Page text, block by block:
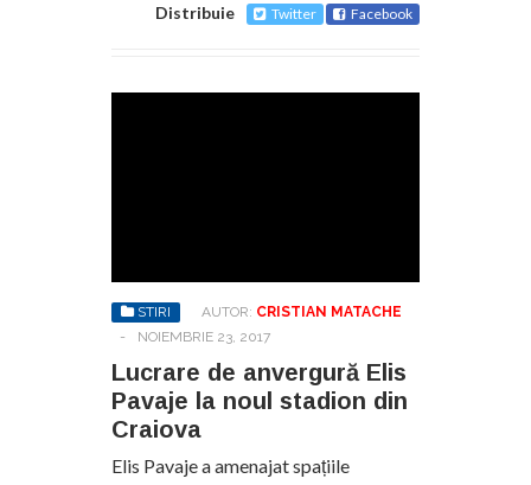
Distribuie Twitter Facebook
STIRI AUTOR: CRISTIAN MATACHE
-
NOIEMBRIE 23, 2017
Lucrare de anvergură Elis
Pavaje la noul stadion din
Craiova
Elis Pavaje a amenajat spațiile